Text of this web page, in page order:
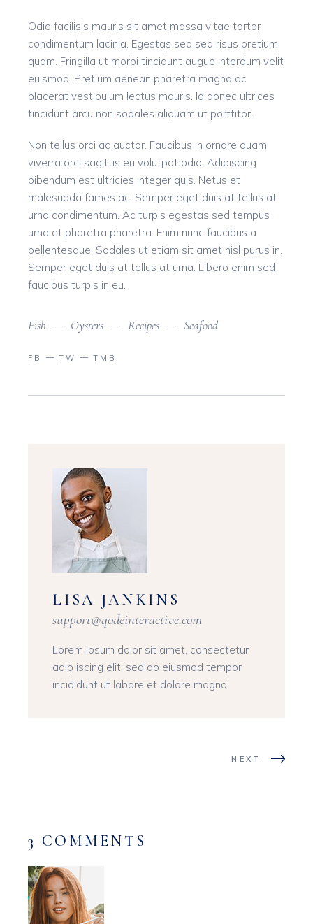
Odio facilisis mauris sit amet massa vitae tortor
condimentum lacinia. Egestas sed sed risus pretium
quam. Fringilla ut morbi tincidunt augue interdum velit
euismod. Pretium aenean pharetra magna ac
placerat vestibulum lectus mauris. Id donec ultrices
tincidunt arcu non sodales aliquam ut porttitor.
Non tellus orci ac auctor. Faucibus in ornare quam
viverra orci sagittis eu volutpat odio. Adipiscing
bibendum est ultricies integer quis. Netus et
malesuada fames ac. Semper eget duis at tellus at
urna condimentum. Ac turpis egestas sed tempus
urna et pharetra pharetra. Enim nunc faucibus a
pellentesque. Sodales ut etiam sit amet nisl purus in.
Semper eget duis at tellus at urna. Libero enim sed
faucibus turpis in eu.
Fish Oysters Recipes Seafood
FB TW TMB
LISA JANKINS
support@qodeinteractive.com
Lorem ipsum dolor sit amet, consectetur
adip iscing elit, sed do eiusmod tempor
incididunt ut labore et dolore magna.
NEXT
3 COMMENTS